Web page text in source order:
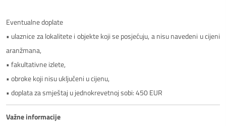
Eventualne doplate
• ulaznice za lokalitete i objekte koji se posjećuju, a nisu navedeni u cijeni
aranžmana,
• fakultativne izlete,
• obroke koji nisu uključeni u cijenu,
• doplata za smještaj u jednokrevetnoj sobi: 450 EUR
Važne informacije